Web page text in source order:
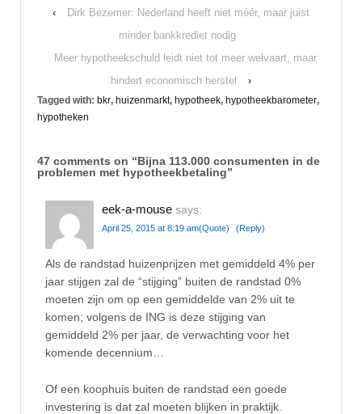
‹
Dirk Bezemer: Nederland heeft niet méér, maar juist
minder bankkrediet nodig
Meer hypotheekschuld leidt niet tot meer welvaart, maar
hindert economisch herstel
›
Tagged with: bkr, huizenmarkt, hypotheek, hypotheekbarometer,
hypotheken
47 comments on “Bijna 113.000 consumenten in de
problemen met hypotheekbetaling”
eek-a-mouse says:
April 25, 2015 at 8:19 am(Quote) (Reply)
Als de randstad huizenprijzen met gemiddeld 4% per
jaar stijgen zal de “stijging” buiten de randstad 0%
moeten zijn om op een gemiddelde van 2% uit te
komen; volgens de ING is deze stijging van
gemiddeld 2% per jaar, de verwachting voor het
komende decennium…
Of een koophuis buiten de randstad een goede
investering is dat zal moeten blijken in praktijk.